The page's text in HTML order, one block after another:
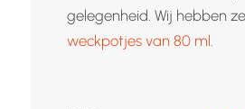
gelegenheid. Wij hebben
weckpotjes van 80 ml